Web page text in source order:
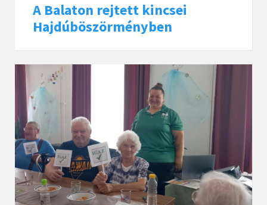
A Balaton rejtett kincsei
Hajdúböszörményben